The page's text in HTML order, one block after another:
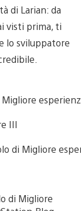
di Larian: da
visti prima, ti
lo sviluppatore
III